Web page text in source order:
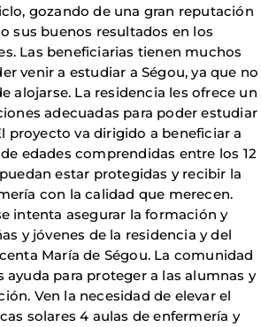
gozando de una gran reputación
sus buenos resultados en los
Las beneficiarias tienen muchos
venir a estudiar a Ségou, ya que no
alojarse. La residencia les ofrece un
adecuadas para poder estudiar
proyecto va dirigido a beneficiar a
edades comprendidas entre los 12
estar protegidas y recibir la
con la calidad que merecen.
intenta asegurar la formación y
y jóvenes de la residencia y del
María de Ségou. La comunidad
ayuda para proteger a las alumnas y
Ven la necesidad de elevar el
solares 4 aulas de enfermería y